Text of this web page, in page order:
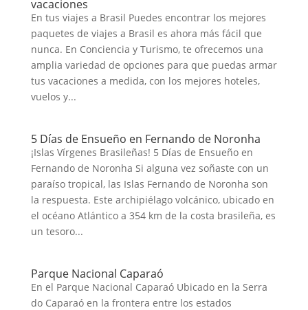
vacaciones
En tus viajes a Brasil Puedes encontrar los mejores
paquetes de viajes a Brasil es ahora más fácil que
nunca. En Conciencia y Turismo, te ofrecemos una
amplia variedad de opciones para que puedas armar
tus vacaciones a medida, con los mejores hoteles,
vuelos y...
5 Días de Ensueño en Fernando de Noronha
¡Islas Vírgenes Brasileñas! 5 Días de Ensueño en
Fernando de Noronha Si alguna vez soñaste con un
paraíso tropical, las Islas Fernando de Noronha son
la respuesta. Este archipiélago volcánico, ubicado en
el océano Atlántico a 354 km de la costa brasileña, es
un tesoro...
Parque Nacional Caparaó
En el Parque Nacional Caparaó Ubicado en la Serra
do Caparaó en la frontera entre los estados